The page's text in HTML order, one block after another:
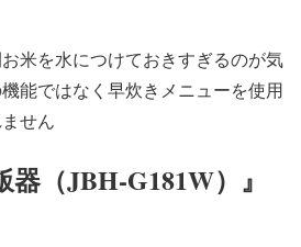
米を水につけておきすぎるのが気
能ではなく早炊きメニューを使用
せん
（JBH-G181W） 』